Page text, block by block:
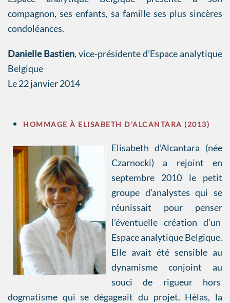
compagnon, ses enfants, sa famille ses plus sincères
condoléances.
Danielle Bastien, vice-présidente d’Espace analytique
Belgique
Le 22 janvier 2014
HOMMAGE À ELISABETH D’ALCANTARA (2013)
Elisabeth d’Alcantara (née
Czarnocki) a rejoint en
septembre 2010 le petit
groupe d’analystes qui se
réunissait pour penser
l’éventuelle création d’un
Espace analytique Belgique.
Elle avait été sensible au
dynamisme conjoint au
souci de rigueur hors
dogmatisme qui se dégageait du projet. Hélas, la